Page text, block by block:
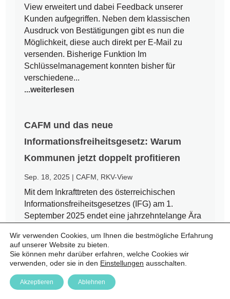
View erweitert und dabei Feedback unserer
Kunden aufgegriffen. Neben dem klassischen
Ausdruck von Bestätigungen gibt es nun die
Möglichkeit, diese auch direkt per E-Mail zu
versenden. Bisherige Funktion Im
Schlüsselmanagement konnten bisher für
verschiedene...
...weiterlesen
CAFM und das neue
Informationsfreiheitsgesetz: Warum
Kommunen jetzt doppelt profitieren
Sep. 18, 2025 |CAFM RKV-View
Mit dem Inkrafttreten des österreichischen
Informationsfreiheitsgesetzes (IFG) am 1.
September 2025 endet eine jahrzehntelange Ära
haben nun einen Rechtsanspruch auf Zugang zu
amtlichen Informationen – auch auf kommunaler
Ebene. Für Städte und Gemeinden...
...weiterlesen
Wir verwenden Cookies, um Ihnen die bestmögliche Erfahrung
auf unserer Website zu bieten.
Sie können mehr darüber erfahren, welche Cookies wir
verwenden, oder sie in den Einstellungen ausschalten.
Akzeptieren Ablehnen